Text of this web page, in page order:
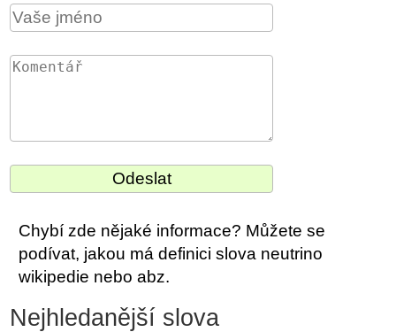
Chybí zde nějaké informace? Můžete se
podívat, jakou má definici slova neutrino
wikipedie nebo abz.
Nejhledanější slova